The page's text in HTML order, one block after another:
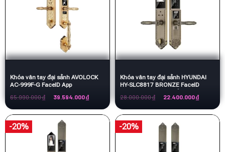
Khóa vân tay đại sảnh AVOLOCK
AC-999F-G FaceID App
65.990.000₫
Giá
là:
65.990.000 ₫.
39.594.000₫Giá
hiện
tại
là:
39.594.000 ₫.
Khóa vân tay đại sảnh HYUNDAI
HY-SLC8817 BRONZE FaceID
28.000.000₫
Giá
là:
28.000.000 ₫.
22.400.000₫Giá
hiện
tại
là:
-20% -20%